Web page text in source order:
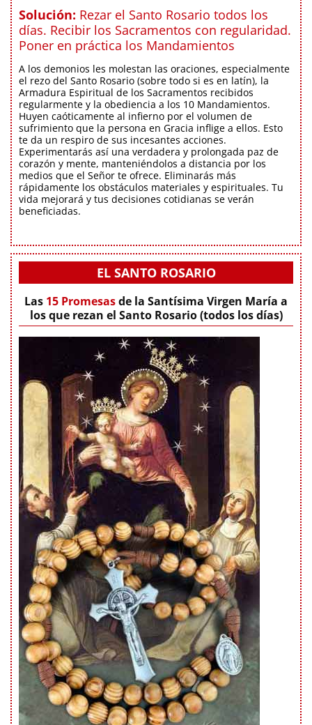
Solución: Rezar el Santo Rosario todos los
días. Recibir los Sacramentos con regularidad.
Poner en práctica los Mandamientos
A los demonios les molestan las oraciones, especialmente
el rezo del Santo Rosario (sobre todo si es en latín), la
Armadura Espiritual de los Sacramentos recibidos
regularmente y la obediencia a los 10 Mandamientos.
Huyen caóticamente al infierno por el volumen de
sufrimiento que la persona en Gracia inflige a ellos. Esto
te da un respiro de sus incesantes acciones.
Experimentarás así una verdadera y prolongada paz de
corazón y mente, manteniéndolos a distancia por los
medios que el Señor te ofrece. Eliminarás más
rápidamente los obstáculos materiales y espirituales. Tu
vida mejorará y tus decisiones cotidianas se verán
beneficiadas.
EL SANTO ROSARIO
Las 15 Promesasde la Santísima Virgen María a
los que rezan el Santo Rosario (todos los días)